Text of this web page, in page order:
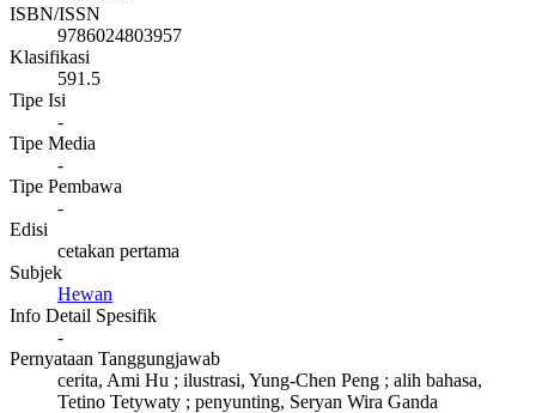
ISBN/ISSN
9786024803957
Klasifikasi
591.5
Tipe Isi
-
Tipe Media
-
Tipe Pembawa
-
Edisi
cetakan pertama
Subjek
Hewan
Info Detail Spesifik
-
Pernyataan Tanggungjawab
cerita, Ami Hu ; ilustrasi, Yung-Chen Peng ; alih bahasa,
Tetino Tetywaty ; penyunting, Seryan Wira Ganda